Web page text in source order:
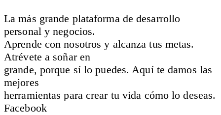
La más grande plataforma de desarrollo
personal y negocios.
Aprende con nosotros y alcanza tus metas.
Atrévete a soñar en
grande, porque sí lo puedes. Aquí te damos las
mejores
herramientas para crear tu vida cómo lo deseas.
Facebook